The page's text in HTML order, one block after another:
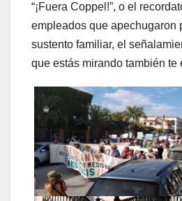
“¡Fuera Coppel!”, o el
empleados que apechugaron
sustento familiar, el
que estás mirando también te